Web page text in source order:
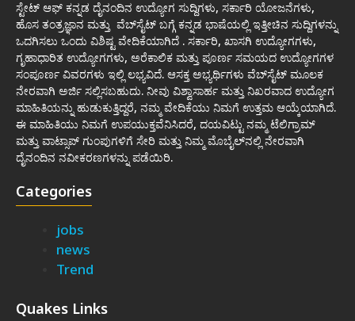
ಸ್ಟೇಟ್ ಆಫ್ ಕನ್ನಡ ದೈನಂದಿನ ಉದ್ಯೋಗ ಸುದ್ದಿಗಳು, ಸರ್ಕಾರಿ ಯೋಜನೆಗಳು,
ಹೊಸ ತಂತ್ರಜ್ಞಾನ ಮತ್ತು ವೆಬ್‌ಸೈಟ್ ಬಗ್ಗೆ ಕನ್ನಡ ಭಾಷೆಯಲ್ಲಿ ಇತ್ತೀಚಿನ ಸುದ್ದಿಗಳನ್ನು
ಒದಗಿಸಲು ಒಂದು ವಿಶಿಷ್ಟ ವೇದಿಕೆಯಾಗಿದೆ . ಸರ್ಕಾರಿ, ಖಾಸಗಿ ಉದ್ಯೋಗಗಳು,
ಗೃಹಾಧಾರಿತ ಉದ್ಯೋಗಗಳು, ಅರೆಕಾಲಿಕ ಮತ್ತು ಪೂರ್ಣ ಸಮಯದ ಉದ್ಯೋಗಗಳ
ಸಂಪೂರ್ಣ ವಿವರಗಳು ಇಲ್ಲಿ ಲಭ್ಯವಿದೆ. ಆಸಕ್ತ ಅಭ್ಯರ್ಥಿಗಳು ವೆಬ್‌ಸೈಟ್ ಮೂಲಕ
ನೇರವಾಗಿ ಅರ್ಜಿ ಸಲ್ಲಿಸಬಹುದು. ನೀವು ವಿಶ್ವಾಸಾರ್ಹ ಮತ್ತು ನಿಖರವಾದ ಉದ್ಯೋಗ
ಮಾಹಿತಿಯನ್ನು ಹುಡುಕುತ್ತಿದ್ದರೆ, ನಮ್ಮ ವೇದಿಕೆಯು ನಿಮಗೆ ಉತ್ತಮ ಆಯ್ಕೆಯಾಗಿದೆ.
ಈ ಮಾಹಿತಿಯು ನಿಮಗೆ ಉಪಯುಕ್ತವೆನಿಸಿದರೆ, ದಯವಿಟ್ಟು ನಮ್ಮ ಟೆಲಿಗ್ರಾಮ್
ಮತ್ತು ವಾಟ್ಸಾಪ್ ಗುಂಪುಗಳಿಗೆ ಸೇರಿ ಮತ್ತು ನಿಮ್ಮ ಮೊಬೈಲ್‌ನಲ್ಲಿ ನೇರವಾಗಿ
ದೈನಂದಿನ ನವೀಕರಣಗಳನ್ನು ಪಡೆಯಿರಿ.
Categories
jobs
news
Trend
Quakes Links